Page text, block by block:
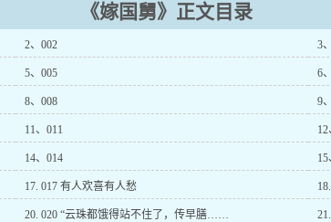
《嫁国舅》正文目录
2、002 3
5、005 6
8、008 9
11、011
14、014
17. 017 有人欢喜有人愁
20. 020 “云珠都饿得站不住了，传早膳……